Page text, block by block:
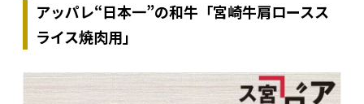
アッパレ“日本一”の和牛「宮崎牛肩ロースス
ライス焼肉用」